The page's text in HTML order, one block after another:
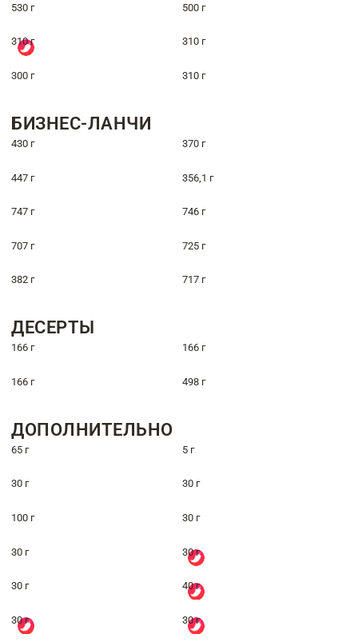
530 г 500 г
310 г 310 г
300 г 310 г
БИЗНЕС-ЛАНЧИ
430 г 370 г
447 г 356,1 г
747 г 746 г
707 г 725 г
382 г 717 г
ДЕСЕРТЫ
166 г 166 г
166 г 498 г
ДОПОЛНИТЕЛЬНО
65 г 5 г
30 г 30 г
100 г 30 г
30 г 30 г
30 г 40 г
30 г 30 г